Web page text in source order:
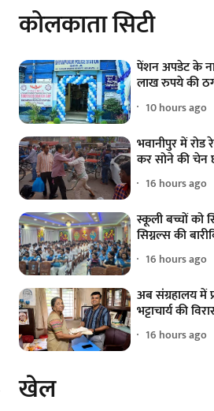
कोलकाता सिटी
पेंशन अपडेट के
लाख रुपये की
10 hours ago
भवानीपुर में
कर सोने की चेन
16 hours ago
स्कूली बच्चों को
सिग्नल्स की
16 hours ago
अब संग्रहालय में
भट्टाचार्य की
16 hours ago
खेल